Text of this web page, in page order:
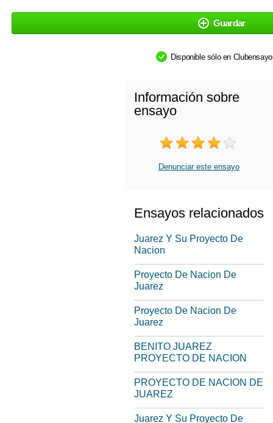
Guardar
Disponible sólo en
Información sobre
ensayo
Denunciar este ensayo
Ensayos relacionados
Juarez Y Su Proyecto De
Nacion
Proyecto De Nacion De
Juarez
Proyecto De Nacion De
Juarez
BENITO JUAREZ
PROYECTO DE NACION
PROYECTO DE NACION DE
JUAREZ
Juarez Y Su Proyecto De